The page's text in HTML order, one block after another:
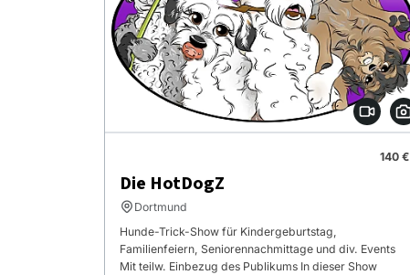
140 €
Die HotDogZ
Dortmund
Hunde-Trick-Show für Kindergeburtstag,
Familienfeiern, Seniorennachmittage und div. Events
Mit teilw. Einbezug des Publikums In dieser Show